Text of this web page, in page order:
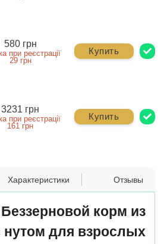
580 грн
при реєстрації
29 грн
Купить
3231 грн
при реєстрації
161 грн
Купить
Характеристики Отзывы
корм из
нутом для взрослых